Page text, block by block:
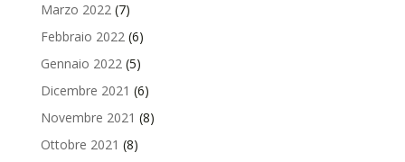
Marzo 2022(7)
Febbraio 2022(6)
Gennaio 2022(5)
Dicembre 2021 (6)
Novembre 2021 (8)
Ottobre 2021 (8)